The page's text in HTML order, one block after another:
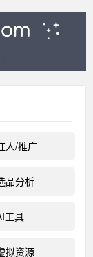
人/推广
品分析
工具
拟资源